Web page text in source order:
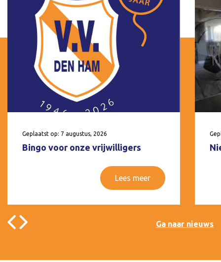
Geplaatst op: 7 augustus, 2026
Bingo voor onze vrijwilligers
Lees meer
Ga naar nieuws